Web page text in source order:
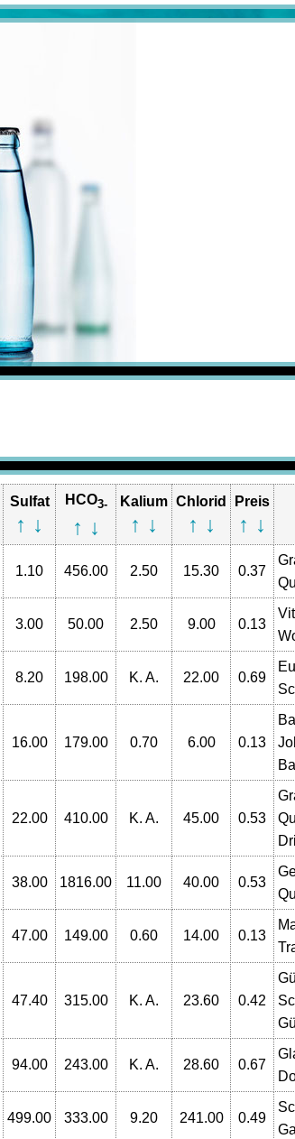
Sulfat
↑ ↓
HCO3-
↑ ↓
Kalium
↑ ↓
Chlorid
↑ ↓
Preis
↑ ↓
1.10 456.00 2.50 15.30 0.37
3.00 50.00 2.50 9.00 0.13
8.20 198.00 K. A. 22.00 0.69
16.00 179.00 0.70 6.00 0.13
22.00 410.00 K. A. 45.00 0.53
38.00 1816.00 11.00 40.00 0.53
47.00 149.00 0.60 14.00 0.13
47.40 315.00 K. A. 23.60 0.42
94.00 243.00 K. A. 28.60 0.67
499.00 333.00 9.20 241.00 0.49